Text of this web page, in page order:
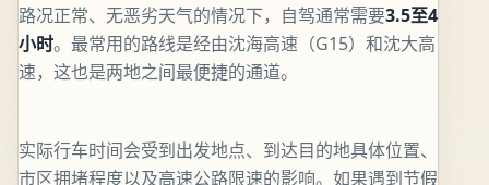
路况正常、无恶劣天气的情况下，自驾通常需要3.5至4
小时。最常用的路线是经由沈海高速（G15）和沈大高
速，这也是两地之间最便捷的通道。
实际行车时间会受到出发地点、到达目的地具体位置、
市区拥堵程度以及高速公路限速的影响。如果遇到节假